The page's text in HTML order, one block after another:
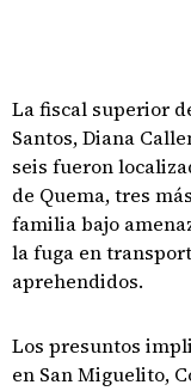
La fiscal superior
Santos, Diana
seis fueron
de Quema, tres
familia bajo
la fuga en
aprehendidos.
Los presuntos
en San Miguelito,